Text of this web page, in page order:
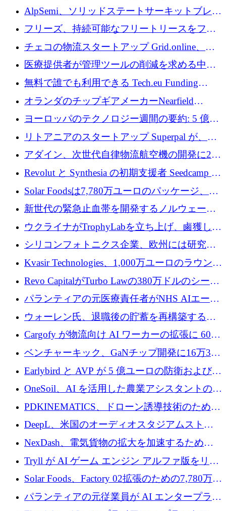
ラクチャを拡張するためにシリーズ A で
1,300 万ドルを調達
AlpSemi、ソリッドステートサーキットブレー
カー技術の進歩のために1,700万ユーロを調達
フリーズ、持続可能なフリートリースをフラ
ンス全土に拡大するために1,300万ユーロを確
保
チェコの物流スタートアップ Grid.online、配
送量が 1 年で 10 倍に増加し、400 万ユーロの
医療提供者が管理ツールの削減を求める中、
a16z が Prosper AI を 3,000 万ドルで支援
無料で誰でも利用できる Tech.eu Funding
Explorer のご紹介
オランダのチップギアメーカーNearfield
Instrumentsが3億8,000万ドルを調達
ヨーロッパのテクノロジー週間の要約: 5 億
8,500 万ユーロを超える 60 以上のテクノロジ
ー資金調達取引
リトアニアのスタートアップ Superpal が、
Slack 内に構築された AI コワーカー プラット
フォームのために 50 万ユーロを調達
アダイン、次世代自律物流航空機の開発に250
万ユーロを確保
Revolut と Synthesia の初期支援者 Seedcamp が
3 億 2,000 万ドルを調達、米国に投資
Solar Foodsは7,780万ユーロのパッケージ、5
億ユーロの防衛および二重用途成長基金EDM
を開始、ヨーロッパのシリコンフォトニクス
に警告
新世代の緊急止血帯を開発するノルウェーの
スタートアップ企業を紹介する
ウクライナがTrophyLabを立ち上げ、鹵獲した
ロシア兵器を戦場の研究開発プラットフォー
ムに変える
シリコンフォトニクス企業、欧州には研究を
商業的に成功させるためのインフラが不足し
Kvasir Technologies、1,000万ユーロのラウンド
で成長を促進
Revo CapitalがTurbo Lawの380万ドルのシード
ラウンドを主導し、訴訟プラットフォームを
パランティアの元医療責任者がNHS AIエージ
ェントの立ち上げに1,000万ポンドを調達
ウォーレン氏、退職後の貯蓄を再構築するた
めに1,000万ユーロを調達
Cargofy が物流向け AI ワーカーの拡張に 600
万ドルを獲得
ベンチャーキック、GaNチップ開発に16万3千
ユーロでMinisaを支援
Earlybird と AVP が 5 億ユーロの防衛および二
重用途の成長基金である E2D を立ち上げる
OneSoil、AI を活用した農業アシスタントの拡
大に​​ 100 万ユーロを確保
PDKINEMATICS、ドローン誘導技術のために
200 万ユーロを調達
DeepL、米国のオーディオスタジアムストリ
ーミング事業Mixhaloを買収
NexDash、電気貨物の拡大を加速するために
EIT Urban Mobilityから250万ユーロを確保
Tryll が AI ゲーム エンジン アルファ版をリリ
ースし、60 万ドルのプレシード資金を確保
Solar Foods、Factory 02拡張のための7,780万ユ
ーロの資金調達パッケージを獲得
パランティアの元従業員が AI エンタープライ